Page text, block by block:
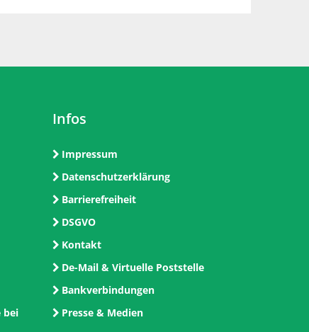
bei
Infos
Impressum
Datenschutzerklärung
Barrierefreiheit
DSGVO
Kontakt
De-Mail & Virtuelle Poststelle
Bankverbindungen
Presse & Medien